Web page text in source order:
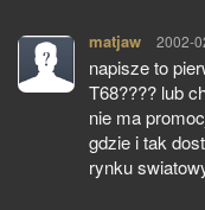
matjaw pisze:
2002-
napisze to
T68???? lub
nie ma
gdzie i tak
rynku